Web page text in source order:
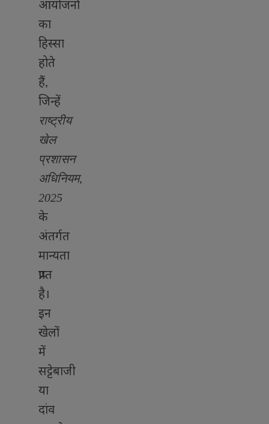
आयोजनों
का
हिस्सा
होते
हैं,
जिन्हें
राष्ट्रीय
खेल
प्रशासन
अधिनियम,
2025
के
अंतर्गत
मान्यता
प्राप्त
है।
इन
खेलों
में
सट्टेबाजी
या
दांव